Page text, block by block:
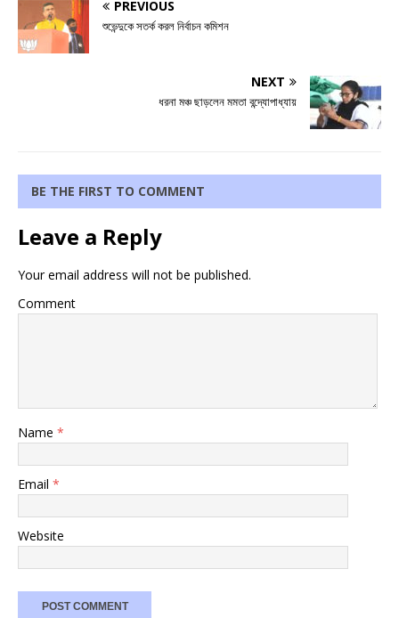
PREVIOUS
শুভেন্দুকে সতর্ক করল নির্বাচন কমিশন
NEXT
ধরনা মঞ্চ ছাড়লেন মমতা বন্দ্যোপাধ্যায়
BE THE FIRST TO COMMENT
Leave a Reply
Your email address will not be published.
Comment
Name *
Email *
Website